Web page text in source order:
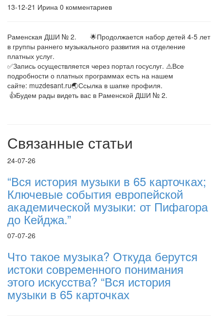
13-12-21 Ирина 0 комментариев
Раменская ДШИ № 2. 🌟Продолжается набор детей 4-5 лет
в группы раннего музыкального развития на отделение
платных услуг.
✅Запись осуществляется через портал госуслуг. ⚠️Все
подробности о платных программах есть на нашем
сайте: muzdesant.ru🌏Ссылка в шапке профиля.
👍Будем рады видеть вас в Раменской ДШИ № 2.
Связанные статьи
24-07-26
“Вся история музыки в 65 карточках;
Ключевые события европейской
академической музыки: от Пифагора
до Кейджа.”
07-07-26
Что такое музыка? Откуда берутся
истоки современного понимания
этого искусства? “Вся история
музыки в 65 карточках